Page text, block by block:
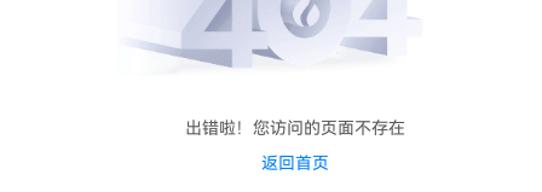
出错啦！您访问的页面不存在
返回首页